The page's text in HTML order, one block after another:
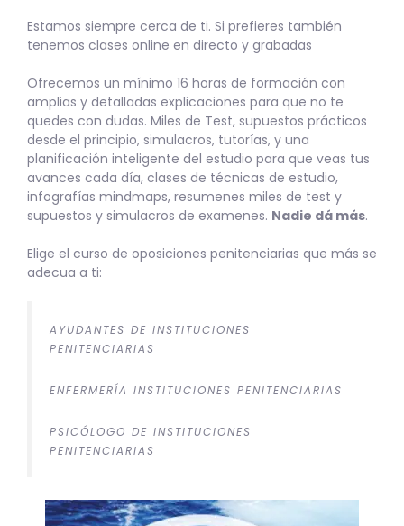
Estamos siempre cerca de ti. Si prefieres también
tenemos clases online en directo y grabadas
Ofrecemos un mínimo 16 horas de formación con
amplias y detalladas explicaciones para que no te
quedes con dudas. Miles de Test, supuestos prácticos
desde el principio, simulacros, tutorías, y una
planificación inteligente del estudio para que veas tus
avances cada día, clases de técnicas de estudio,
infografías mindmaps, resumenes miles de test y
supuestos y simulacros de examenes. Nadie dá más.
Elige el curso de oposiciones penitenciarias que más se
adecua a ti:
AYUDANTES DE INSTITUCIONES
PENITENCIARIAS
ENFERMERÍA INSTITUCIONES PENITENCIARIAS
PSICÓLOGO DE INSTITUCIONES
PENITENCIARIAS